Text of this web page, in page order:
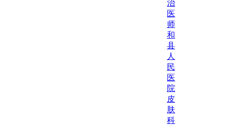
治
医
师
和
县
人
民
医
院
皮
肤
科